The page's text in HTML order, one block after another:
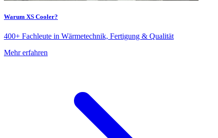
Warum XS Cooler?
400+ Fachleute in Wärmetechnik, Fertigung & Qualität
Mehr erfahren